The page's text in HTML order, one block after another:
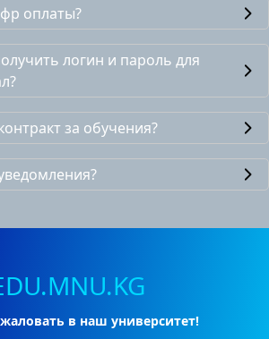
оплаты?
логин и пароль для
за обучения?
в наш университет!